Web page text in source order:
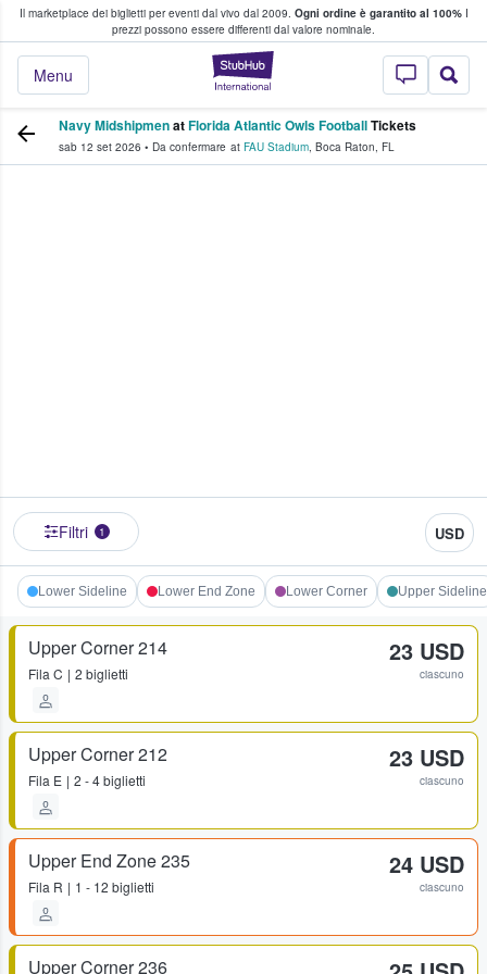
Il marketplace dei biglietti per eventi dal vivo dal 2009. Ogni ordine è garantito al 100%I
prezzi possono essere differenti dal valore nominale.
StubHub - Dove
Menu
fan comprano e vendono biglietti
Navy MidshipmenatFlorida Atlantic Owls FootballTickets
sab 12 set 2026 • Da confermare at FAU Stadium, Boca Raton, FL
Filtri 1 USD
Lower Sideline Lower End Zone Lower Corner Upper Sideline
Upper Corner 214
Fila C 2 biglietti
23 USD
ciascuno
Upper Corner 212
Fila E 2 - 4 biglietti
23 USD
ciascuno
Upper End Zone 235
Fila R 1 - 12 biglietti
24 USD
ciascuno
Upper Corner 236